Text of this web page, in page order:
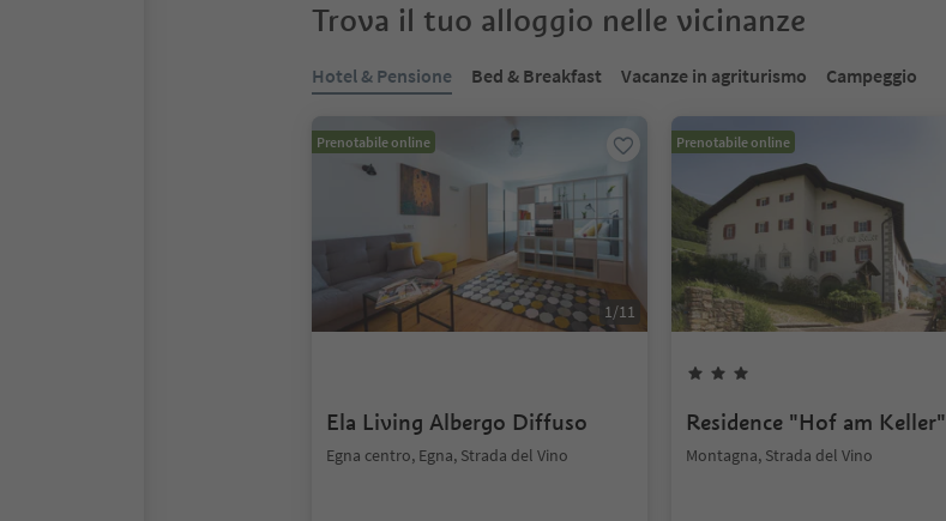
Trova il tuo alloggio nelle vicinanze
Hotel & Pensione Bed & Breakfast Vacanze in agriturismo Campeggio
Prenotabile online
1/11
Ela Living Albergo Diffuso
Egna centro, Egna, Strada del Vino
Prenotabile online
Residence "Hof am Keller"
Montagna, Strada del Vino